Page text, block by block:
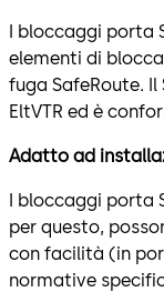
I bloccaggi porta
elementi di
fuga SafeRoute. Il
EltVTR ed è
Adatto ad
I bloccaggi porta
per questo,
con facilità (in
normative